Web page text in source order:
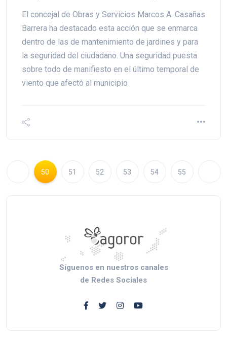
El concejal de Obras y Servicios Marcos A. Casañas
Barrera ha destacado esta acción que se enmarca
dentro de las de mantenimiento de jardines y para
la seguridad del ciudadano. Una seguridad puesta
sobre todo de manifiesto en el último temporal de
viento que afectó al municipio
50 51 52 53 54 55
Síguenos en nuestros canales
de Redes Sociales